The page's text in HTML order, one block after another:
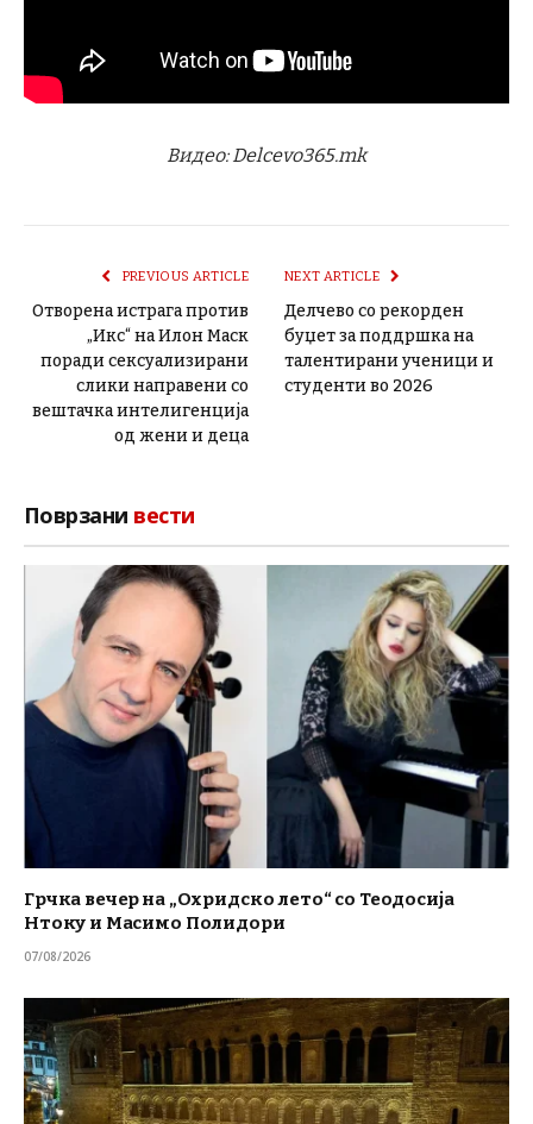
Видео: Delcevo365.mk
PREVIOUS ARTICLE
Отворена истрага против
„Икс“ на Илон Маск
поради сексуализирани
слики направени со
вештачка интелигенција
од жени и деца
NEXT ARTICLE
Делчево со рекорден
буџет за поддршка на
талентирани ученици и
студенти во 2026
Поврзани вести
Грчка вечер на „Охридско лето“ со Теодосија
Нтоку и Масимо Полидори
07/08/2026